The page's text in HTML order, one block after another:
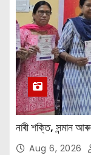
নাৰী শক্তি, সন্মান
Aug 6, 2026